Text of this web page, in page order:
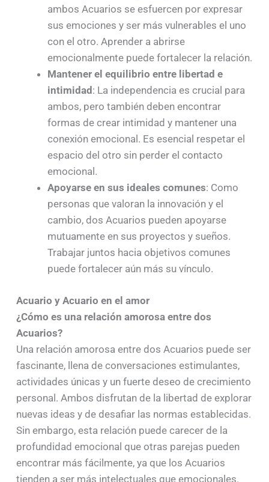
ambos Acuarios se esfuercen por expresar
sus emociones y ser más vulnerables el uno
con el otro. Aprender a abrirse
emocionalmente puede fortalecer la relación.
Mantener el equilibrio entre libertad e
intimidad : La independencia es crucial para
ambos, pero también deben encontrar
formas de crear intimidad y mantener una
conexión emocional. Es esencial respetar el
espacio del otro sin perder el contacto
emocional.
Apoyarse en sus ideales comunes: Como
personas que valoran la innovación y el
cambio, dos Acuarios pueden apoyarse
mutuamente en sus proyectos y sueños.
Trabajar juntos hacia objetivos comunes
puede fortalecer aún más su vínculo.
Acuario y Acuario en el amor
¿Cómo es una relación amorosa entre dos
Acuarios?
Una relación amorosa entre dos Acuarios puede ser
fascinante, llena de conversaciones estimulantes,
actividades únicas y un fuerte deseo de crecimiento
personal. Ambos disfrutan de la libertad de explorar
nuevas ideas y de desafiar las normas establecidas.
Sin embargo, esta relación puede carecer de la
profundidad emocional que otras parejas pueden
encontrar más fácilmente, ya que los Acuarios
tienden a ser más intelectuales que emocionales.